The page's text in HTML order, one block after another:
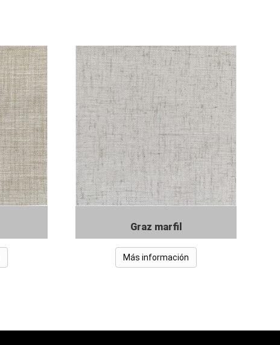
Graz marfil
Más información